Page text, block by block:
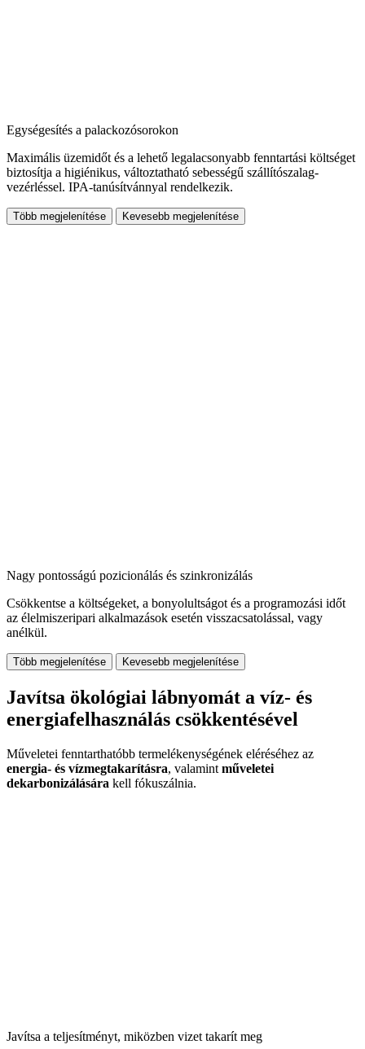
Egységesítés a palackozósorokon
Maximális üzemidőt és a lehető legalacsonyabb fenntartási költséget
biztosítja a higiénikus, változtatható sebességű szállítószalag-
vezérléssel. IPA-tanúsítvánnyal rendelkezik.
Több megjelenítése Kevesebb megjelenítése
Nagy pontosságú pozicionálás és szinkronizálás
Csökkentse a költségeket, a bonyolultságot és a programozási időt
az élelmiszeripari alkalmazások esetén visszacsatolással, vagy
anélkül.
Több megjelenítése Kevesebb megjelenítése
Javítsa ökológiai lábnyomát a víz- és
energiafelhasználás csökkentésével
Műveletei fenntarthatóbb termelékenységének eléréséhez az
energia- és vízmegtakarításra, valamint műveletei
dekarbonizálására kell fókuszálnia.
Javítsa a teljesítményt, miközben vizet takarít meg